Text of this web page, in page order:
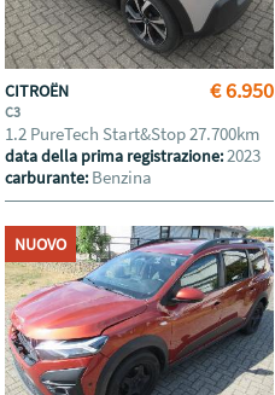
€ 6.950
CITROËN
C3
1.2 PureTech Start&Stop 27.700km
data della prima registrazione:2023
carburante: Benzina
NUOVO